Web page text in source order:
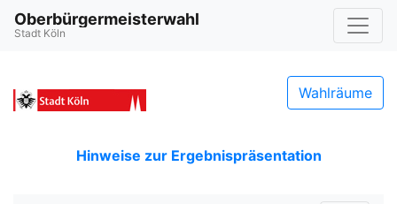
Oberbürgermeisterwahl
Stadt Köln
Wahlräume
Hinweise zur Ergebnispräsentation